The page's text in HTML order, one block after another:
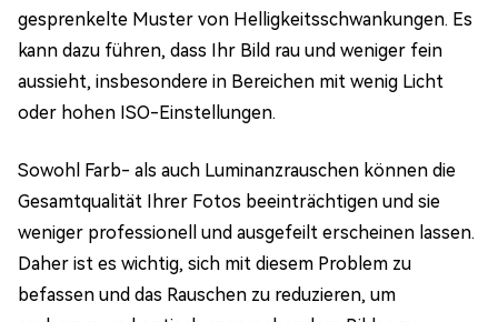
gesprenkelte Muster von Helligkeitsschwankungen. Es
kann dazu führen, dass Ihr Bild rau und weniger fein
aussieht, insbesondere in Bereichen mit wenig Licht
oder hohen ISO-Einstellungen.
Sowohl Farb- als auch Luminanzrauschen können die
Gesamtqualität Ihrer Fotos beeinträchtigen und sie
weniger professionell und ausgefeilt erscheinen lassen.
Daher ist es wichtig, sich mit diesem Problem zu
befassen und das Rauschen zu reduzieren, um